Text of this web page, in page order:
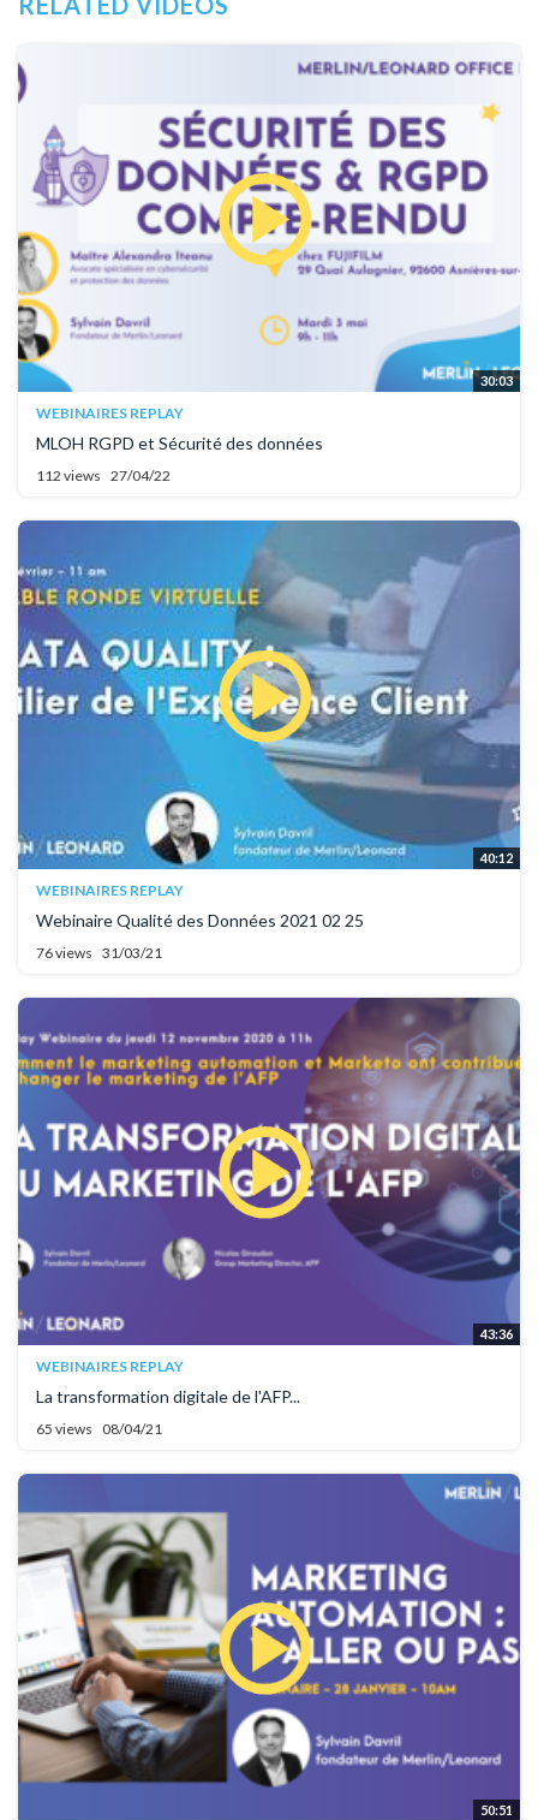
30:03
WEBINAIRES REPLAY
MLOH RGPD et Sécurité des données
112 views 27/04/22
40:12
WEBINAIRES REPLAY
Webinaire Qualité des Données 2021 02 25
76 views 31/03/21
43:36
WEBINAIRES REPLAY
La transformation digitale de l'AFP...
65 views 08/04/21
50:51